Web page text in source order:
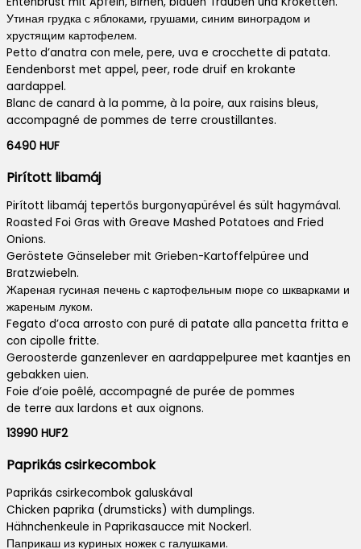
Утиная грудка с яблоками, грушами, синим виноградом и
хрустящим картофелем.
Petto d’anatra con mele, pere, uva e crocchette di patata.
Eendenborst met appel, peer, rode druif en krokante
aardappel.
Blanc de canard à la pomme, à la poire, aux raisins bleus,
accompagné de pommes de terre croustillantes.
6490 HUF
Pirított libamáj
Pirított libamáj tepertős burgonyapürével és sült hagymával.
Roasted Foi Gras with Greave Mashed Potatoes and Fried
Onions.
Geröstete Gänseleber mit Grieben-Kartoffelpüree und
Bratzwiebeln.
Жареная гусиная печень с картофельным пюре со шкварками и
жареным луком.
Fegato d’oca arrosto con puré di patate alla pancetta fritta e
con cipolle fritte.
Geroosterde ganzenlever en aardappelpuree met kaantjes en
gebakken uien.
Foie d’oie poêlé, accompagné de purée de pommes
de terre aux lardons et aux oignons.
13990 HUF2
Paprikás csirkecombok
Paprikás csirkecombok galuskával
Chicken paprika (drumsticks) with dumplings.
Hähnchenkeule in Paprikasaucce mit Nockerl.
Паприкаш из куриных ножек с галушками.